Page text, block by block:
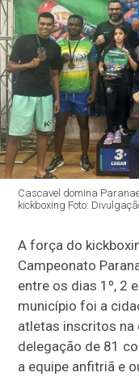
Cascavel domina
kickboxing Foto:
A força do
Campeonato
entre os dias 1º, 2
município foi a
atletas inscritos na
delegação de 81
a equipe anfitriã e